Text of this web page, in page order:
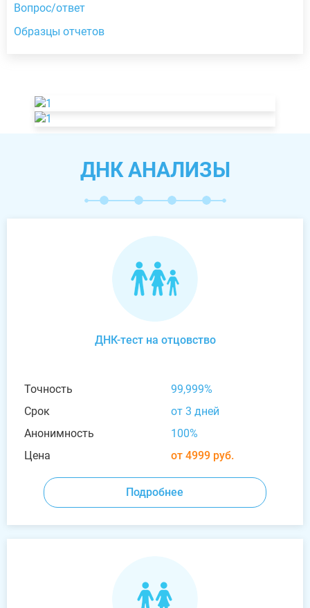
Вопрос/ответ
Образцы отчетов
ДНК АНАЛИЗЫ
ДНК-тест на отцовство
Точность
99,999%
Срок
от 3 дней
Анонимность
100%
Цена
от 4999 руб.
Подробнее